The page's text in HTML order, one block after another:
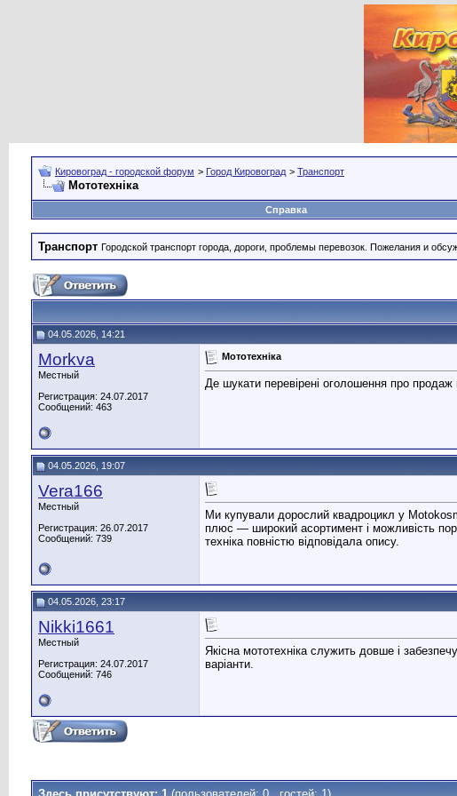
Кировоград - городской форум > Город Кировоград > Транспорт
Мототехніка
Справка
Транспорт Городской транспорт города, дороги, проблемы перевозок. Пожелания и
04.05.2026, 14:21
Morkva
Местный
Регистрация: 24.07.2017
Сообщений: 463
Мототехніка
Де шукати перевірені оголошення про
04.05.2026, 19:07
Vera166
Местный
Регистрация: 26.07.2017
Сообщений: 739
Ми купували дорослий квадроцикл у
плюс — широкий асортимент і можливість
техніка повністю відповідала опису.
04.05.2026, 23:17
Nikki1661
Местный
Регистрация: 24.07.2017
Сообщений: 746
Якісна мототехніка служить довше і
варіанти.